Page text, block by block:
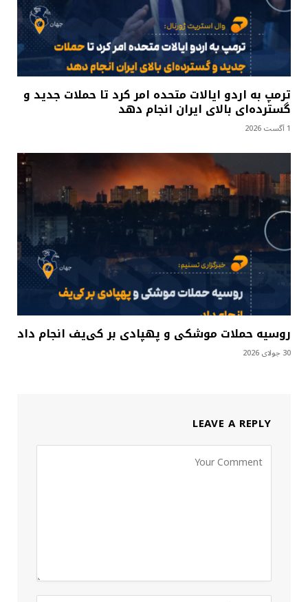
ترمپ به اردو ایالات متحده امر کرد تا حملات جدید و
گسترده‌ای بالای ایران انجام دهد
1 آگست 2026
روسیه حملات موشکی و پهپادی بر کی‌یف انجام داد
30 جولای 2026
LEAVE A REPLY